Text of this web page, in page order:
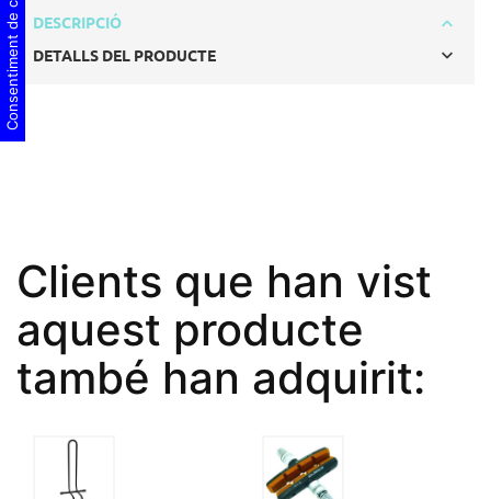
DESCRIPCIÓ
DETALLS DEL PRODUCTE
Clients que han vist
aquest producte
també han adquirit:
Consentiment de cookies